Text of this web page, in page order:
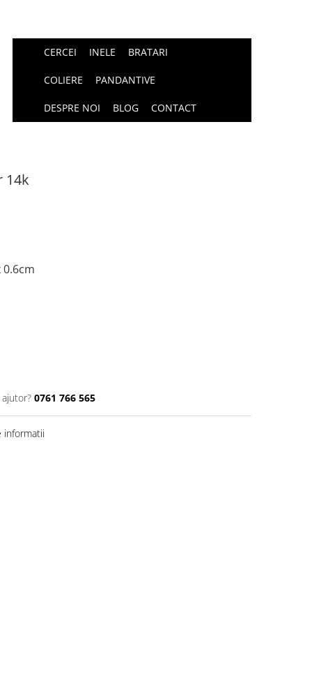
CERCEI INELE BRATARI
COLIERE PANDANTIVE
DESPRE NOI BLOG CONTACT
14k
0.6cm
0761 766 565
informatii